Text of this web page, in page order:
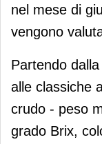
nel mese di
vengono
Partendo
alle classiche
crudo - peso
grado Brix,